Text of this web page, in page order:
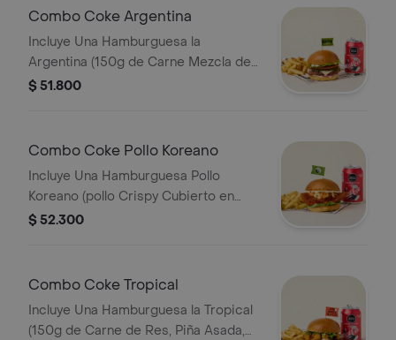
Brioche Dorado en Mantequilla)
Acompañamiento (papas o Ensalada).
Puedes Seleccionar Que Quieres
Tomar. Nota: por Ser Carne de Cerdo,
Puede Presentar Tonos Rojos Tras Su
Combo Coke Argentina
Incluye Una Hamburguesa la
Argentina (150g de Carne Mezcla de
Res y Chorizo, Queso Mozzarella,
Mantequilla) Acompañamiento (papas
Quieres Tomar. Nota: por Su Mezcla
con Cerdo, la Carne Puede Presentar
Tonos Rojos Tras Su Cocción.
$ 51.800
Combo Coke Pollo Koreano
Incluye Una Hamburguesa Pollo
Koreano (pollo Crispy Cubierto en
Salsa Coreana, Queso Crema,
Mantequilla) Acompañamiento (papas
o Ensalada). Puedes Seleccionar Que
Quieres Tomar.
$ 52.300
Combo Coke Tropical
Incluye Una Hamburguesa la Tropical
(150g de Carne de Res, Piña Asada,